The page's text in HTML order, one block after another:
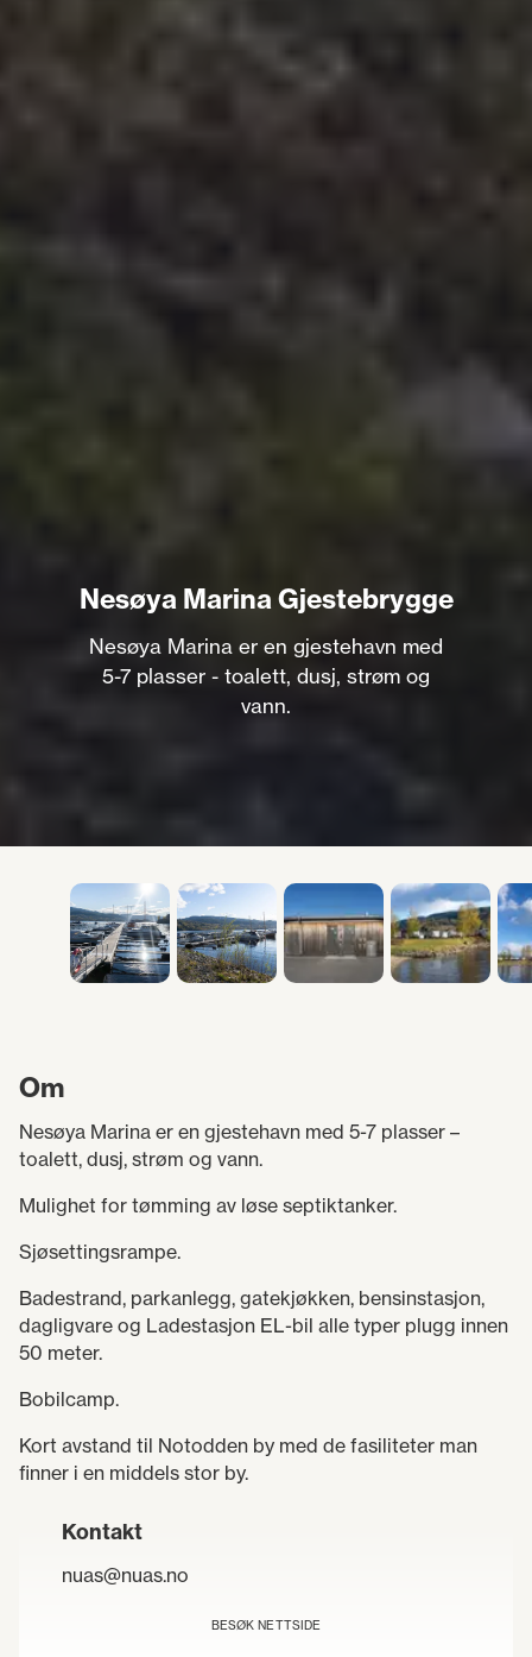
Nesøya Marina Gjestebrygge
Nesøya Marina er en gjestehavn med
5-7 plasser - toalett, dusj, strøm og
vann.
Om
Nesøya Marina er en gjestehavn med 5-7 plasser –
toalett, dusj, strøm og vann.
Mulighet for tømming av løse septiktanker.
Sjøsettingsrampe.
Badestrand, parkanlegg, gatekjøkken, bensinstasjon,
dagligvare og Ladestasjon EL-bil alle typer plugg innen
50 meter.
Bobilcamp.
Kort avstand til Notodden by med de fasiliteter man
finner i en middels stor by.
Kontakt
nuas@nuas.no
BESØK NETTSIDE